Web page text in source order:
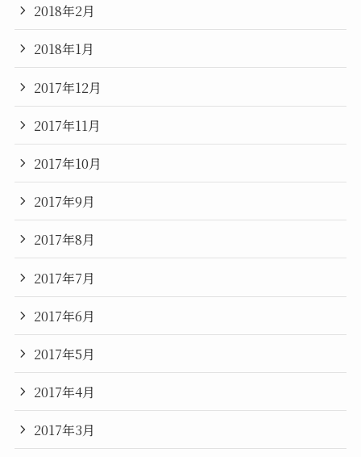
2018年2月
2018年1月
2017年12月
2017年11月
2017年10月
2017年9月
2017年8月
2017年7月
2017年6月
2017年5月
2017年4月
2017年3月